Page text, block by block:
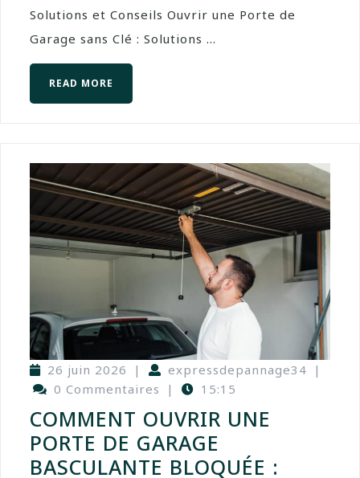
Solutions et Conseils Ouvrir une Porte de
Garage sans Clé : Solutions ...
READ MORE
26 juin 2026 | expressdepannage34 |
0 Commentaires
| 15:15
COMMENT OUVRIR UNE
PORTE DE GARAGE
BASCULANTE BLOQUÉE :